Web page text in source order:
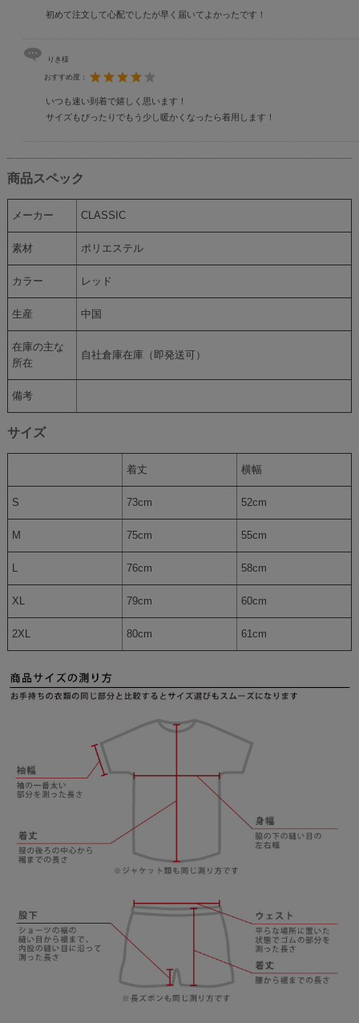
初めて注文して心配でしたが早く届いてよかったです！
りき様
おすすめ度：
いつも速い到着で嬉しく思います！
サイズもぴったりでもう少し暖かくなったら着用します！
商品スペック
メーカー CLASSIC
素材 ポリエステル
カラー レッド
生産 中国
在庫の主な
所在
自社倉庫在庫（即発送可）
備考
サイズ
着丈 横幅
S 73cm 52cm
M 75cm 55cm
76cm 58cm
XL 79cm 60cm
2XL 80cm 61cm